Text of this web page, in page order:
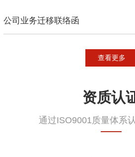
公司业务迁移联络函
查看更多
资质认
通过ISO9001质量体系